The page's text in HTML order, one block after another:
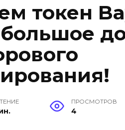
токен
ПРОСМОТРОВ
4